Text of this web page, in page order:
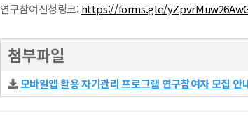
연구참여신청링크: https://forms.gle/
첨부파일
모바일앱 활용 자기관리 프로그램 연구참여자 모집